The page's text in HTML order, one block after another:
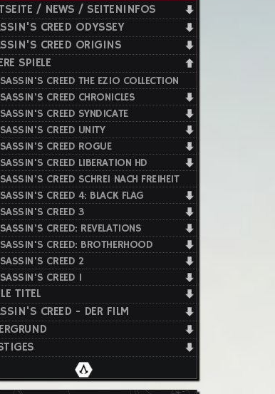
/ NEWS / SEITENINFOS
CREED ODYSSEY
CREED ORIGINS
SPIELE
CREED THE EZIO COLLECTION
CREED CHRONICLES
CREED SYNDICATE
CREED UNITY
CREED ROGUE
CREED LIBERATION HD
CREED SCHREI NACH FREIHEIT
CREED 4: BLACK FLAG
CREED 3
CREED: REVELATIONS
CREED: BROTHERHOOD
CREED 2
CREED 1
TITEL
CREED - DER FILM